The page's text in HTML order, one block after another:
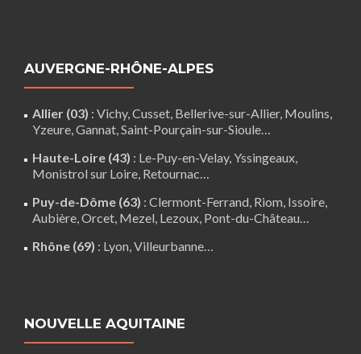
AUVERGNE-RHÔNE-ALPES
Allier (03) : Vichy, Cusset, Bellerive-sur-Allier, Moulins,
Yzeure, Gannat,Saint-Pourçain-sur-Sioule…
Haute-Loire (43) : Le-Puy-en-Velay,Yssingeaux,
Monistrol sur Loire, Retournac…
Puy-de-Dôme (63) : Clermont-Ferrand, Riom, Issoire,
Aubière,Orcet, Mezel, Lezoux, Pont-du-Château…
Rhône (69) : Lyon, Villeurbanne…
NOUVELLE AQUITAINE